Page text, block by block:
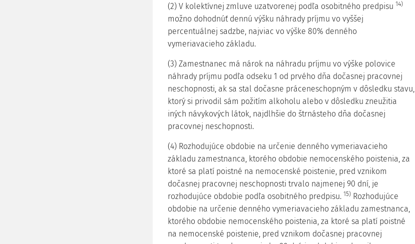
(2) V kolektívnej zmluve uzatvorenej podľa osobitného predpisu 14)
možno dohodnúť dennú výšku náhrady príjmu vo vyššej
percentuálnej sadzbe, najviac vo výške 80% denného
vymeriavacieho základu.
(3) Zamestnanec má nárok na náhradu príjmu vo výške polovice
náhrady príjmu podľa odseku 1 od prvého dňa dočasnej pracovnej
neschopnosti, ak sa stal dočasne práceneschopným v dôsledku stavu,
ktorý si privodil sám požitím alkoholu alebo v dôsledku zneužitia
iných návykových látok, najdlhšie do štrnásteho dňa dočasnej
pracovnej neschopnosti.
(4) Rozhodujúce obdobie na určenie denného vymeriavacieho
základu zamestnanca, ktorého obdobie nemocenského poistenia, za
ktoré sa platí poistné na nemocenské poistenie, pred vznikom
dočasnej pracovnej neschopnosti trvalo najmenej 90 dní, je
rozhodujúce obdobie podľa osobitného predpisu. 15)Rozhodujúce
obdobie na určenie denného vymeriavacieho základu zamestnanca,
ktorého obdobie nemocenského poistenia, za ktoré sa platí poistné
na nemocenské poistenie, pred vznikom dočasnej pracovnej